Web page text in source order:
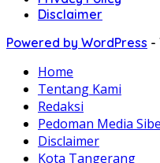
Disclaimer
Powered by WordPress -
Home
Tentang Kami
Redaksi
Pedoman Media
Disclaimer
Kota Tangerang